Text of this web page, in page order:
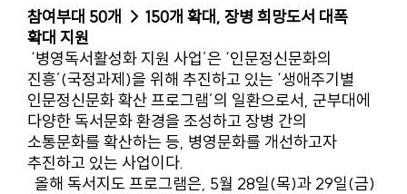
참여부대 50개 → 150개 확대, 장병 희망도서 대폭
확대 지원
‘병영독서활성화 지원 사업’은 ‘인문정신문화의
진흥’(국정과제)을 위해 추진하고 있는 ‘생애주기별
인문정신문화 확산 프로그램’의 일환으로서, 군부대에
다양한 독서문화 환경을 조성하고 장병 간의
소통문화를 확산하는 등, 병영문화를 개선하고자
추진하고 있는 사업이다.
올해 독서지도 프로그램은, 5월 28일(목)과 29일(금)